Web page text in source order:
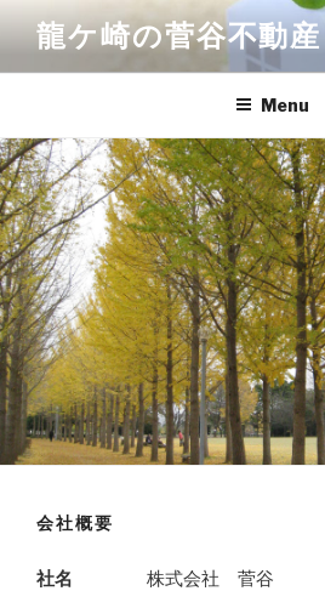
content
龍ケ崎の菅谷不動産
Menu
会社概要
社名 株式会社 菅谷